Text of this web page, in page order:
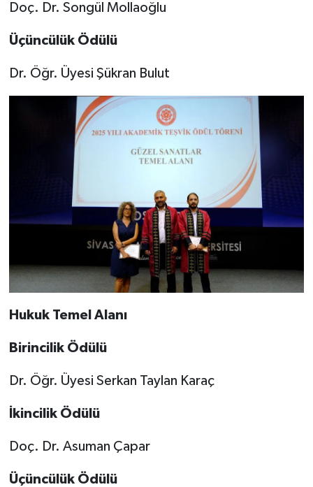
Doç. Dr. Songül Mollaoğlu
Üçüncülük Ödülü
Dr. Öğr. Üyesi Şükran Bulut
Hukuk Temel Alanı
Birincilik Ödülü
Dr. Öğr. Üyesi Serkan Taylan Karaç
İkincilik Ödülü
Doç. Dr. Asuman Çapar
Üçüncülük Ödülü